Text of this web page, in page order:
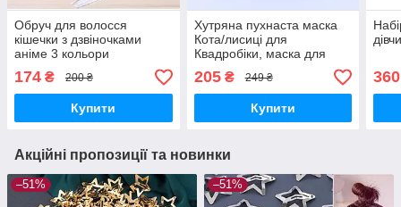
Обруч для волосся
кішечки з дзвіночками
аніме 3 кольори
174 ₴ 200 ₴
Купити
Хутряна пухнаста маска
Кота/лисиці для
Квадробіки, маска для
карнавалу 5 кольорів
205₴ 249 ₴
Купити
360
Акційні пропозиції та новинки
–51% –51%